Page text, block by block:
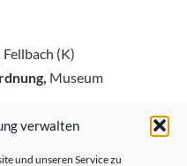
verwalten
und unseren Service zu
Fellbach (K)
Museum